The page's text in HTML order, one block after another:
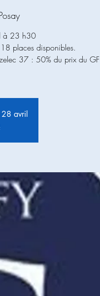
à 23 h30
places disponibles.
37 : 50% du prix du GF
avril